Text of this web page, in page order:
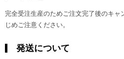
完全受注生産のためご注文完了後のキャ
じめご注意ください。
発送について